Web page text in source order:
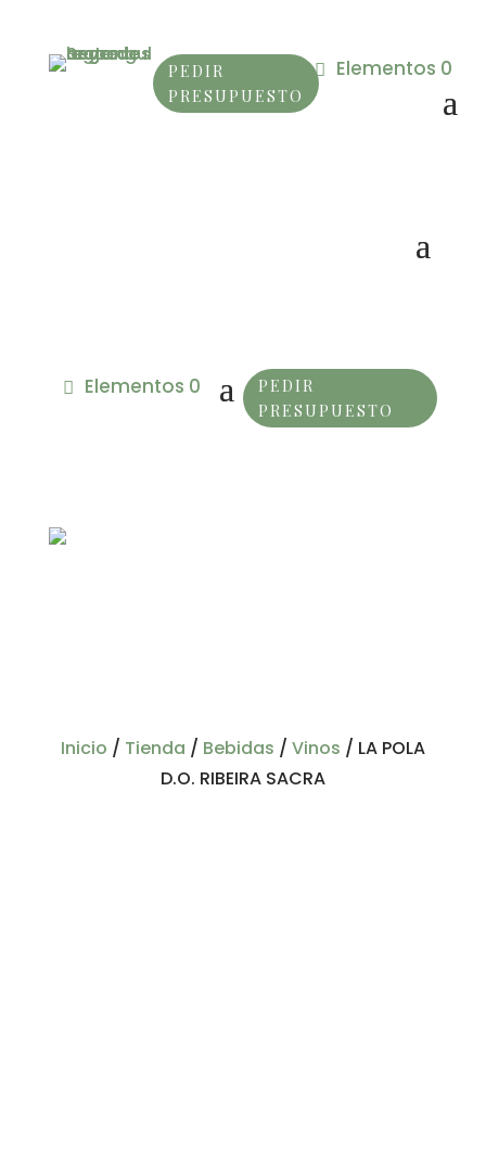
PEDIR
PRESUPUESTO
Elementos 0
Elementos 0
PEDIR
PRESUPUESTO
Inicio / Tienda / Bebidas / Vinos / LA POLA
D.O. RIBEIRA SACRA